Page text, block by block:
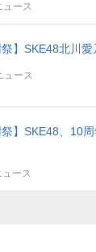
ュース
祭】SKE48北川
ュース
祭】SKE48、10
ュース